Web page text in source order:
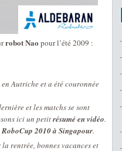
robot Nao pour l’été 2009 :
en Autriche et a été couronnée
et les matchs se sont
ici un petitrésumé en vidéo.
RoboCup 2010 à Singapour.
rentrée, bonnes vacances et